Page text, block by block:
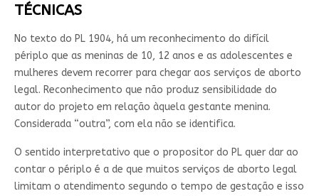
TÉCNICAS
No texto do PL 1904, há um reconhecimento do difícil
périplo que as meninas de 10, 12 anos e as adolescentes e
mulheres devem recorrer para chegar aos serviços de aborto
legal. Reconhecimento que não produz sensibilidade do
autor do projeto em relação àquela gestante menina.
Considerada “outra”, com ela não se identifica.
O sentido interpretativo que o propositor do PL quer dar ao
contar o périplo é a de que muitos serviços de aborto legal
limitam o atendimento segundo o tempo de gestação e isso